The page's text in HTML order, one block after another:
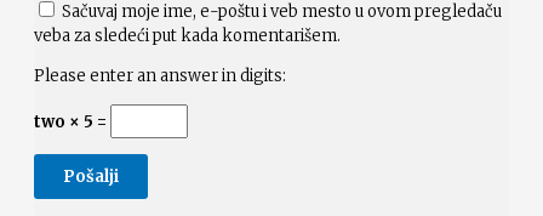
Sačuvaj moje ime, e-poštu i veb mesto u ovom pregledaču
veba za sledeći put kada komentarišem.
Please enter an answer in digits:
two × 5 =